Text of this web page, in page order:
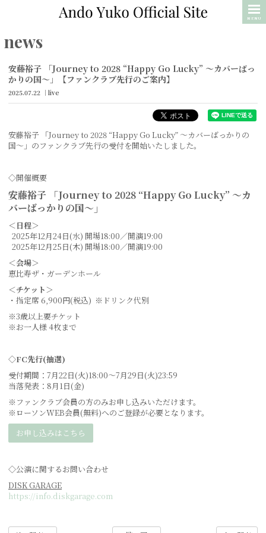
MENU
news
安藤裕子 「Journey to 2028 “Happy Go Lucky” 〜カバーばっ
かりの国〜」【ファンクラブ先行のご案内】
2025.07.22 live
安藤裕子 「Journey to 2028 “Happy Go Lucky” 〜カバーばっかりの
国〜」のファンクラブ先行の受付を開始いたしました。
◇開催概要
安藤裕子 「Journey to 2028 “Happy Go Lucky” 〜カ
バーばっかりの国〜」
＜日程＞
2025年12月24日(水) 開場18:00／開演19:00
2025年12月25日(木) 開場18:00／開演19:00
＜会場＞
恵比寿ザ・ガーデンホール
＜チケット＞
・指定席 6,900円(税込) ※ドリンク代別
※3歳以上要チケット
※お一人様 4枚まで
◇FC先行(抽選)
受付期間：7月22日(火)18:00〜7月29日(火)23:59
当落発表：8月1日(金)
※ファンクラブ会員の方のみお申し込みいただけます。
※ローソンWEB会員(無料)へのご登録が必要となります。
お申し込みはこちら
◇公演に関するお問い合わせ
DISK GARAGE
https://info.diskgarage.com